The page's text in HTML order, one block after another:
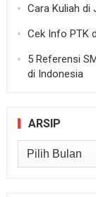
Cara Kuliah di
Cek Info PTK
5 Referensi
di Indonesia
ARSIP
Arsip